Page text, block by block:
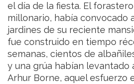
el día de la fiesta. El
millonario, había convocado
jardines de su reciente
fue construido en tiempo
semanas, cientos de
y una grúa habían levantado
Arhur Borne, aquel esfuerzo